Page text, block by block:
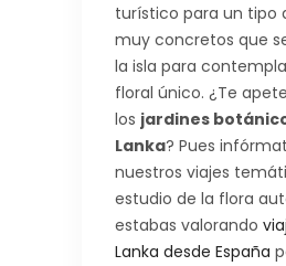
turístico para un tipo
muy concretos que
la isla para
floral único. ¿Te
los jardines
Lanka? Pues
nuestros viajes
estudio de la flora
estabas valorando
Lanka desde España